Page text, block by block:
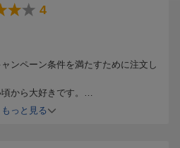
4
ンペーン条件を満たすために注文し
から大好きです。
すぐなところが好きです。
もっと見る